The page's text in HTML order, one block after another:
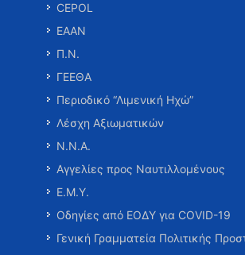
CEPOL
ΕΑΑΝ
Π.Ν.
ΓΕΕΘΑ
Περιοδικό “Λιμενική Ηχώ”
Λέσχη Αξιωματικών
Ν.Ν.Α.
Αγγελίες προς Ναυτιλλομένους
Ε.Μ.Υ.
Οδηγίες από ΕΟΔΥ για COVID-19
Γενική Γραμματεία Πολιτικής